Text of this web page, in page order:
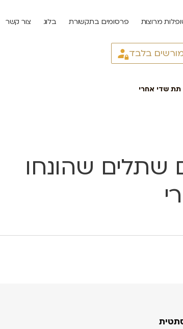
מרוצות פרסומים בתקשורת בלוג צור קשר
בלבד
תת שדי אחרי
שתלים שהונחו